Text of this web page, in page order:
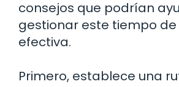
consejos que podrían
gestionar este tiempo
efectiva.
Primero, establece una